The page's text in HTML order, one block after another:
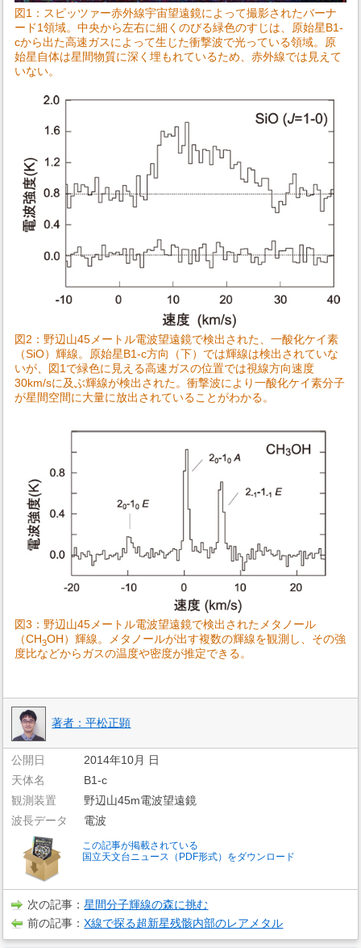
図1：スピッツァー赤外線宇宙望遠鏡によって撮影されたバーナ
ード1領域。中央から左右に細くのびる緑色のすじは、原始星B1-
cから出た高速ガスによって生じた衝撃波で光っている領域。原
始星自体は星間物質に深く埋もれているため、赤外線では見えて
いない。
図2：野辺山45メートル電波望遠鏡で検出された、一酸化ケイ素
（SiO）輝線。原始星B1-c方向（下）では輝線は検出されていな
いが、図1で緑色に見える高速ガスの位置では視線方向速度
30km/sに及ぶ輝線が検出された。衝撃波により一酸化ケイ素分子
が星間空間に大量に放出されていることがわかる。
図3：野辺山45メートル電波望遠鏡で検出されたメタノール
（CH3OH）輝線。メタノールが出す複数の輝線を観測し、その強
度比などからガスの温度や密度が推定できる。
著者：平松正顕
公開日
2014年10月 日
天体名
B1-c
観測装置
野辺山45m電波望遠鏡
波長データ
電波
この記事が掲載されている
国立天文台ニュース（PDF形式）をダウンロード
次の記事：星間分子輝線の森に挑む
前の記事：X線で探る超新星残骸内部のレアメタル